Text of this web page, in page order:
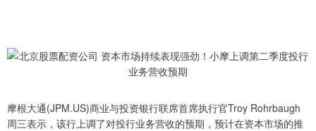
摩根大通(JPM.US)商业与投资银行联席首席执行官Troy Rohrbaugh
周三表示，该行上调了对投行业务营收的预期，预计在资本市场的推